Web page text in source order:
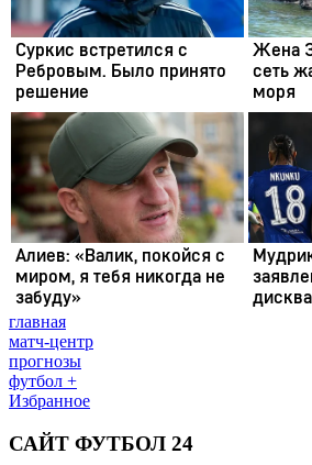
главная
матч-центр
прогнозы
футбол +
Избранное
САЙТ ФУТБОЛ 24